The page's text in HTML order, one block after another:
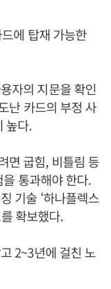
에 탑재 가능한
자의 지문을 확인
난 카드의 부정 사
높다.
면 굽힘, 비틀림 등
통과해야 한다.
기술 ‘하나플렉스
확보했다.
2~3년에 걸친 노